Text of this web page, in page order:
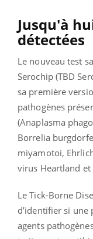
Jusqu'à
détectées
Le nouveau test
Serochip (TBD
sa première
pathogènes
(Anaplasma
Borrelia
miyamotoi,
virus Heartland et
Le Tick-Borne
d’identifier si une
agents